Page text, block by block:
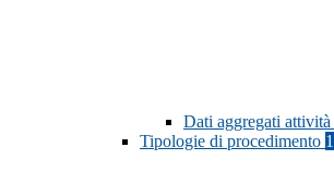
Dati aggregati
Tipologie di procedimento 1